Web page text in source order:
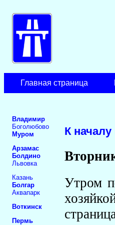
Главная страница
Владимир
Боголюбово
Муром
Арзамас
Болдино
Львовка
Казань
Болгар
Аквапарк
Воткинск
Пермь
К началу
Утром